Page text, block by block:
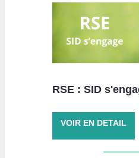
RSE : SID
VOIR EN DETAIL